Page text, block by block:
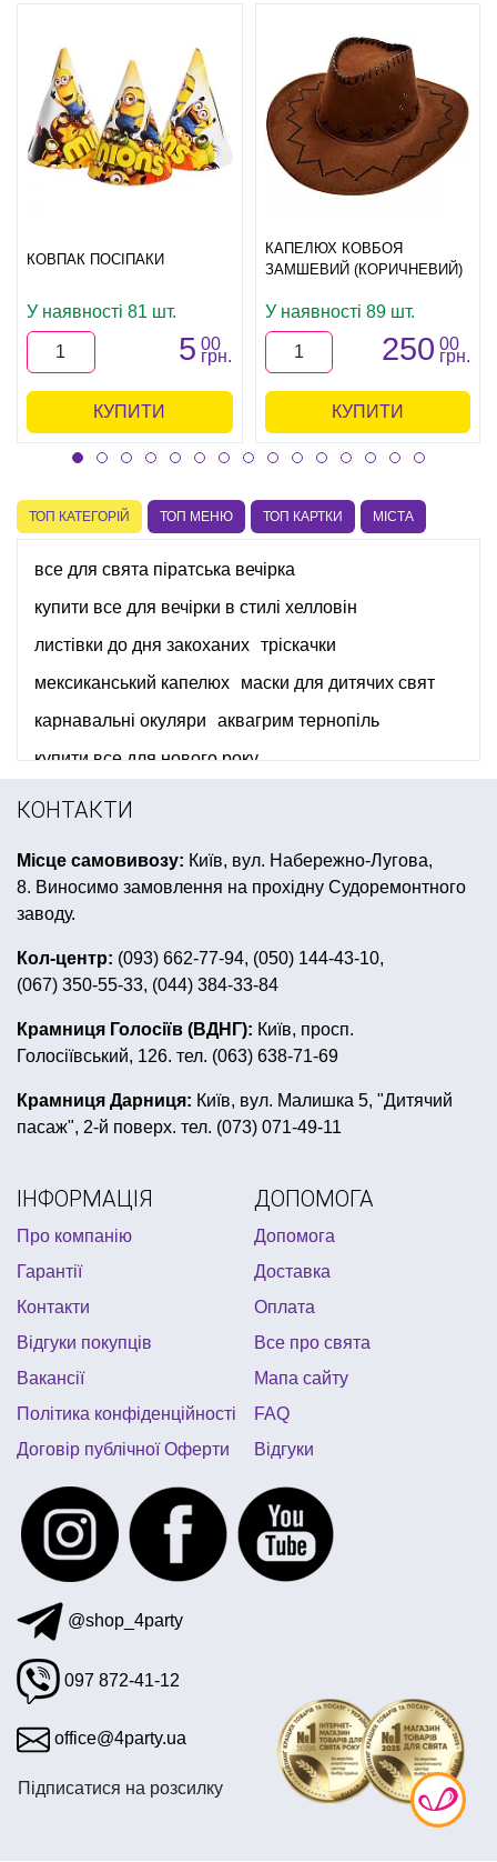
КОВПАК ПОСІПАКИ
У наявності 81 шт.
5 00
грн.
КУПИТИ
КАПЕЛЮХ КОВБОЯ
ЗАМШЕВИЙ (КОРИЧНЕВИЙ)
У наявності 89 шт.
250 00
грн.
КУПИТИ
ТОП КАТЕГОРІЙ ТОП МЕНЮ ТОП КАРТКИ МІСТА
все для свята піратська вечірка
купити все для вечірки в стилі хелловін
листівки до дня закоханих тріскачки
мексиканський капелюх
маски для дитячих свят
карнавальні окуляри
аквагрим тернопіль
купити все для нового року
купити все для дитячого дня народження ніндзяго
все до пасхи день народження в стилі хелло кітті
гангстерська вечірка
маша і ведмідь день народження
вушка на голову
ковбойська вечірка спрей для декора
лавровий вінок купити
іграшкові зброї
пластиковий посуд в українському стилі
дитяче день народження в стилі міккі маус
вечірка париж все для свята
сувенірна продукція ордени сувенірні дипломи
все для дівич вечора купити
КОНТАКТИ
Місце самовивозу: Київ, вул. Набережно-Лугова,
8. Виносимо замовлення на прохідну Судоремонтного
заводу.
Кол-центр: (093) 662-77-94, (050) 144-43-10,
(067) 350-55-33, (044) 384-33-84
Крамниця Голосіїв (ВДНГ): Київ, просп.
Голосіївський, 126. тел. (063) 638-71-69
Крамниця Дарниця: Київ, вул. Малишка 5, "Дитячий
пасаж", 2-й поверх. тел. (073) 071-49-11
ІНФОРМАЦІЯ
Про компанію
Гарантії
Контакти
Відгуки покупців
Вакансії
Політика конфіденційності
Договір публічної Оферти
ДОПОМОГА
Допомога
Доставка
Оплата
Все про свята
Мапа сайту
FAQ
Відгуки
@shop_4party
097 872-41-12
office@4party.ua
Підписатися на розсилку